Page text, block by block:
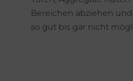
Bereichen abziehen
so gut bis gar nicht